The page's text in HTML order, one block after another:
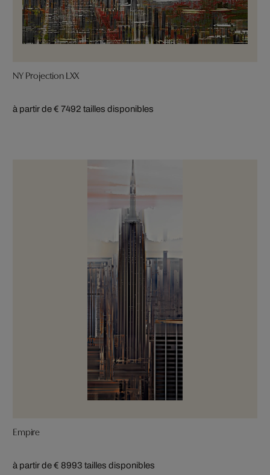
NY Projection LXX
à partir de € 7492 tailles disponibles
Empire
à partir de € 8993 tailles disponibles